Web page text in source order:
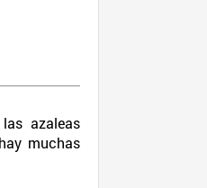
azaleas
muchas